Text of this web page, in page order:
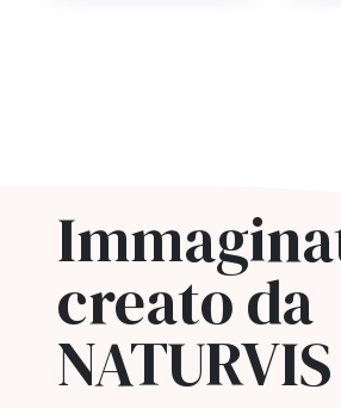
creato da
NATURVIS